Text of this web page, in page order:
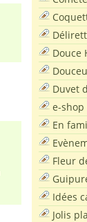
Douce
Duvet
e-shop
En
Fleur
Idées
Jolis